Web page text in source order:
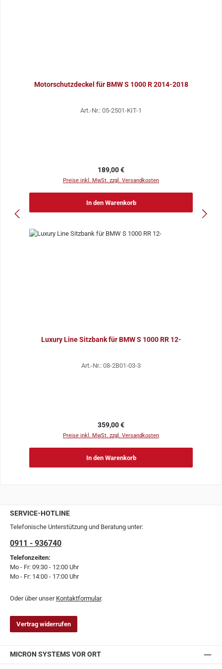
Motorschutzdeckel für BMW S 1000 R 2014-2018
Art.-Nr.: 05-2501-KIT-1
Regulärer Preis:
189,00 €
Preise inkl. MwSt. zzgl. Versandkosten
In den Warenkorb
Luxury Line Sitzbank für BMW S 1000 RR 12-
Art.-Nr.: 08-2B01-03-3
Regulärer Preis:
359,00 €
Preise inkl. MwSt. zzgl. Versandkosten
In den Warenkorb
SERVICE-HOTLINE
Telefonische Unterstützung und Beratung unter:
0911 - 936740
Telefonzeiten:
Mo - Fr: 09:30 - 12:00 Uhr
Mo - Fr: 14:00 - 17:00 Uhr
Oder über unser Kontaktformular.
Vertrag widerrufen
MICRON SYSTEMS VOR ORT